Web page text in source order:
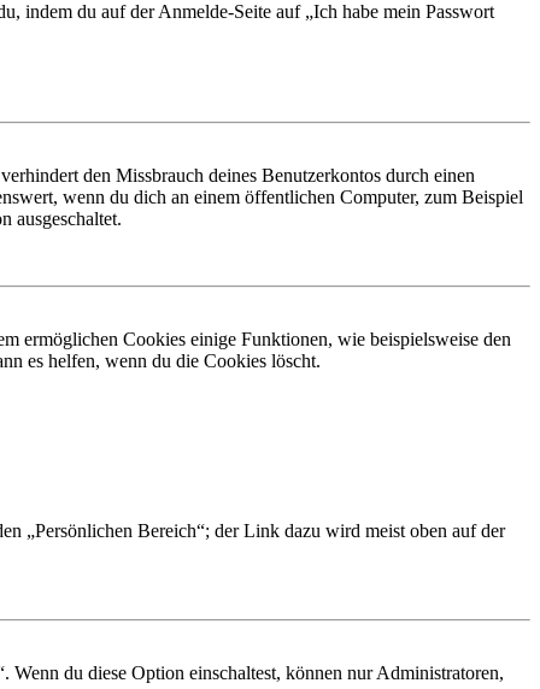
indem du auf der Anmelde-Seite auf „Ich habe mein Passwort
den Missbrauch deines Benutzerkontos durch einen
wenn du dich an einem öffentlichen Computer, zum Beispiel
ausgeschaltet.
ermöglichen Cookies einige Funktionen, wie beispielsweise den
es helfen, wenn du die Cookies löscht.
„Persönlichen Bereich“; der Link dazu wird meist oben auf der
du diese Option einschaltest, können nur Administratoren,